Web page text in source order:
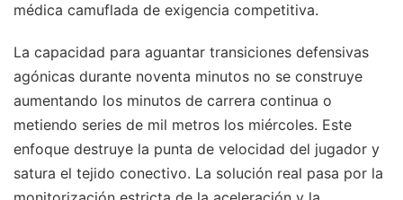
médica camuflada de exigencia competitiva.
La capacidad para aguantar transiciones defensivas
agónicas durante noventa minutos no se construye
aumentando los minutos de carrera continua o
metiendo series de mil metros los miércoles. Este
enfoque destruye la punta de velocidad del jugador y
satura el tejido conectivo. La solución real pasa por la